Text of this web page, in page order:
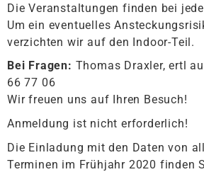
Die Veranstaltungen finden bei
Um ein eventuelles
verzichten wir auf den Indoor-Teil.
Bei Fragen: Thomas Draxler, ertl
66 77 06
Wir freuen uns auf Ihren Besuch!
Anmeldung ist nicht erforderlich!
Die Einladung mit den Daten von
Terminen im Frühjahr 2020 finden